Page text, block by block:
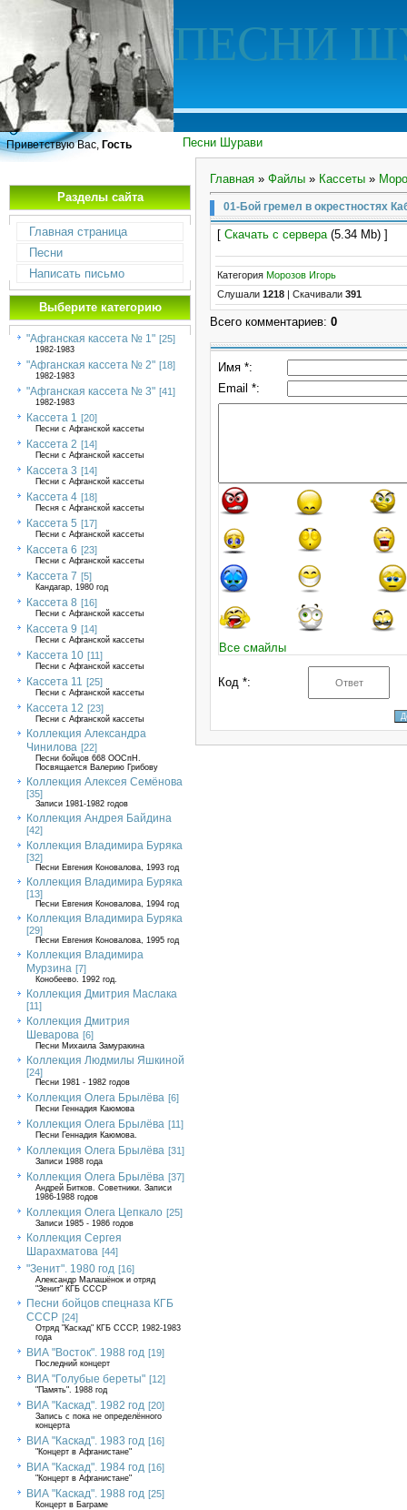
ПЕСНИ
Песни Шурави
Приветствую Вас, Гость
Разделы сайта
Главная страница
Песни
Написать письмо
Выберите категорию
"Афганская кассета № 1" [25]
1982-1983
"Афганская кассета № 2" [18]
1982-1983
"Афганская кассета № 3" [41]
1982-1983
Кассета 1 [20]
Песни с Афганской кассеты
Кассета 2 [14]
Песни с Афганской кассеты
Кассета 3 [14]
Песни с Афганской кассеты
Кассета 4 [18]
Песня с Афганской кассеты
Кассета 5 [17]
Песни с Афганской кассеты
Кассета 6 [23]
Песни с Афганской кассеты
Кассета 7 [5]
Кандагар, 1980 год
Кассета 8 [16]
Песни с Афганской кассеты
Кассета 9 [14]
Песни с Афганской кассеты
Кассета 10 [11]
Песни с Афганской кассеты
Кассета 11 [25]
Песни с Афганской кассеты
Кассета 12 [23]
Песни с Афганской кассеты
Коллекция Александра
Чинилова [22]
Песни бойцов 668 ООСпН.
Посвящается Валерию Грибову
Коллекция Алексея Семёнова
[35]
Записи 1981-1982 годов
Коллекция Андрея Байдина
[42]
Коллекция Владимира Буряка
[32]
Песни Евгения Коновалова, 1993 год
Коллекция Владимира Буряка
[13]
Песни Евгения Коновалова, 1994 год
Коллекция Владимира Буряка
[29]
Песни Евгения Коновалова, 1995 год
Коллекция Владимира
Мурзина [7]
Конобеево. 1992 год.
Коллекция Дмитрия Маслака
[11]
Коллекция Дмитрия
Шеварова [6]
Песни Михаила Замуракина
Коллекция Людмилы Яшкиной
[24]
Песни 1981 - 1982 годов
Коллекция Олега Брылёва [6]
Песни Геннадия Каюмова
Коллекция Олега Брылёва [11]
Песни Геннадия Каюмова.
Коллекция Олега Брылёва [31]
Записи 1988 года
Коллекция Олега Брылёва [37]
Андрей Битков. Советники. Записи
1986-1988 годов
Коллекция Олега Цепкало [25]
Записи 1985 - 1986 годов
Коллекция Сергея
Шарахматова [44]
"Зенит". 1980 год [16]
Александр Малашёнок и отряд
"Зенит" КГБ СССР
Песни бойцов спецназа КГБ
СССР [24]
Отряд "Каскад" КГБ СССР, 1982-1983
года
ВИА "Восток". 1988 год [19]
Последний концерт
ВИА "Голубые береты" [12]
"Память". 1988 год
ВИА "Каскад". 1982 год [20]
Запись с пока не определённого
концерта
ВИА "Каскад". 1983 год [16]
"Концерт в Афганистане"
ВИА "Каскад". 1984 год [16]
"Концерт в Афганистане"
ВИА "Каскад". 1988 год [25]
Концерт в Баграме
Главная » Файлы » Кассеты »
01-Бой гремел в окрестностях
[ Скачать с сервера(5.34 Mb) ]
Категория Морозов Игорь
Слушали 1218 Скачивали 391
Всего комментариев: 0
Имя *:
Email *:
Все смайлы
Код *: